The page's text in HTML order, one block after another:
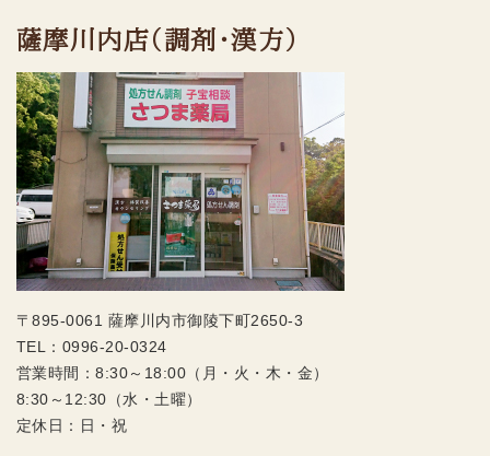
薩摩川内店（調剤・漢方）
〒895-0061 薩摩川内市御陵下町2650-3
TEL： 0996-20-0324
営業時間：8:30～18:00（月・火・木・金）
8:30～12:30（水・土曜）
定休日：日・祝